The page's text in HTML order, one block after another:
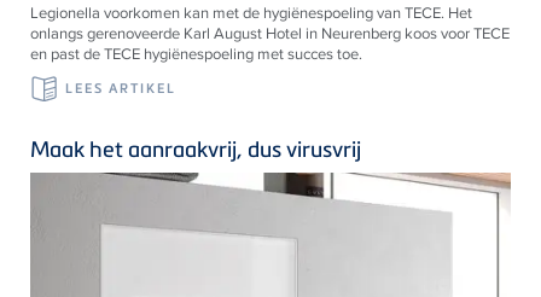
Legionella voorkomen kan met de hygiënespoeling van TECE. Het
onlangs gerenoveerde Karl August Hotel in Neurenberg koos voor TECE
en past de TECE hygiënespoeling met succes toe.
LEES ARTIKEL
Maak het aanraakvrij, dus virusvrij